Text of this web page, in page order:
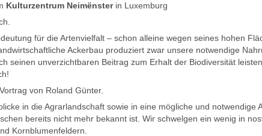
Kulturzentrum Neimënsterin Luxemburg
für die Artenvielfalt – schon alleine wegen seines hohen
Ackerbau produziert zwar unsere notwendige
seinen unverzichtbaren Beitrag zum Erhalt der Biodiversität
von Roland Günter.
in die Agrarlandschaft sowie in eine mögliche und notwendige
bereits nicht mehr bekannt ist. Wir schwelgen ein wenig in
Kornblumenfeldern.